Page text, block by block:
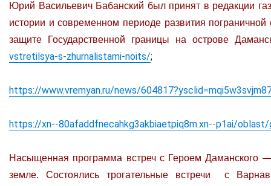
Юрий Васильевич Бабанский был принят в редакции
истории и современном периоде развития
защите Государственной границы на острове
vstretilsya-s-zhurnalistami-noits/;
https://www.vremyan.ru/news/
https://xn--80afaddfnecahkg3akbiaetpiq8m.xn--p1ai/
Насыщенная программа встреч с Героем Даманского
земле. Состоялись трогательные встречи с